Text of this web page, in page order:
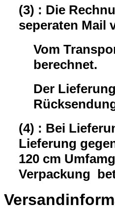
(3) : Die
seperaten Mail
Vom
berechnet.
Der
(4) : Bei
Lieferung
120 cm
Verpackung